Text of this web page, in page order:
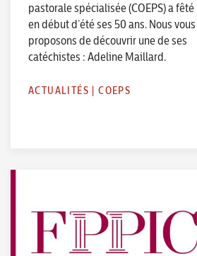
pastorale spécialisée (COEPS) a fêté
en début d’été ses 50 ans. Nous vous
proposons de découvrir une de ses
catéchistes : Adeline Maillard.
ACTUALITÉS |COEPS